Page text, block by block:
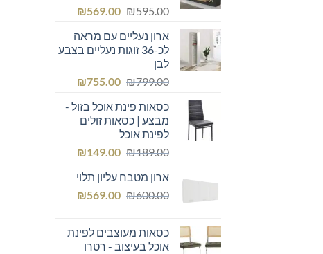
דורג5.00
₪595.00
המחיר
היה:
₪595.00.
₪569.00
המחיר
הוא:
₪569.00.
ארון נעליים עם מראה
לכ-36 זוגות נעליים בצבע
לבן
₪799.00
המחיר
היה:
₪799.00.
₪755.00
המחיר
הוא:
כסאות פינת אוכל בזול -
מבצע | כסאות זולים
לפינת אוכל
₪189.00
המחיר
היה:
₪189.00.
₪149.00
המחיר
הוא:
₪149.00.
ארון מטבח עליון תלוי
₪600.00
המחיר
₪600.00.
₪569.00
המחיר
₪569.00.כסאות מעוצבים לפינת
אוכל בעיצוב - רטרו